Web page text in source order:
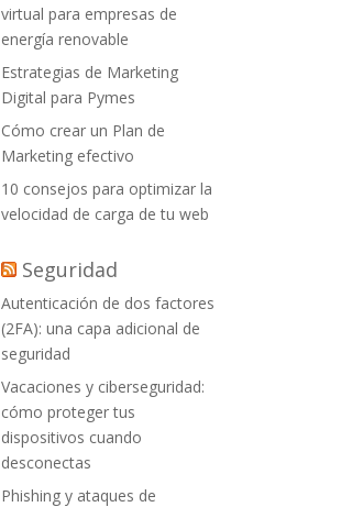
virtual para empresas de
energía renovable
Estrategias de Marketing
Digital para Pymes
Cómo crear un Plan de
Marketing efectivo
10 consejos para optimizar la
velocidad de carga de tu web
Seguridad
Autenticación de dos factores
(2FA): una capa adicional de
seguridad
Vacaciones y ciberseguridad:
cómo proteger tus
dispositivos cuando
desconectas
Phishing y ataques de